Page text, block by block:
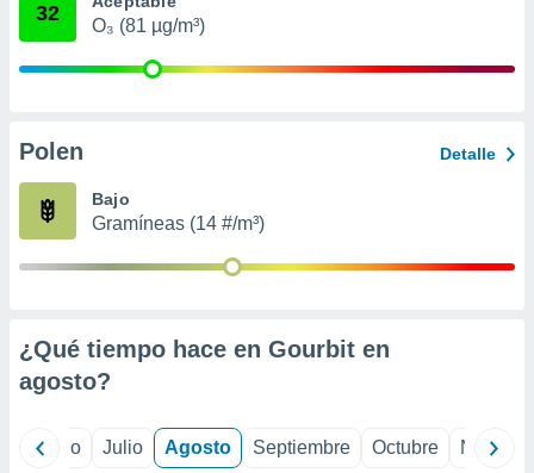
publicidad
de
1199
32
O₃ (81 µg/m³)
Polen Detalle
Bajo
Gramíneas (14 #/m³)
¿Qué tiempo hace en Gourbit en
agosto?
Junio Julio Agosto Septiembre Octubre